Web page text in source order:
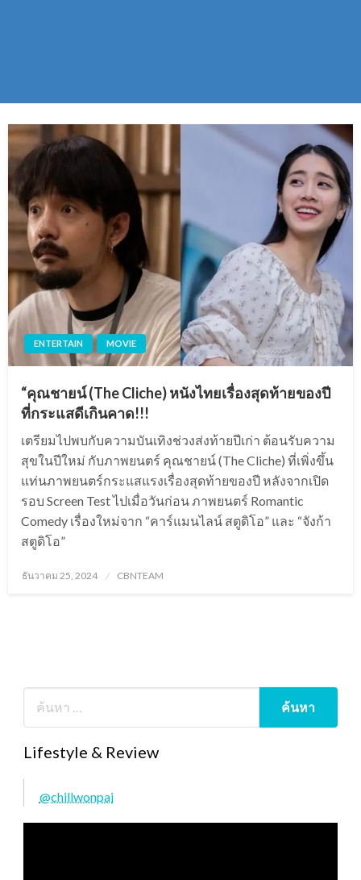
ENTERTAIN MOVIE
“คุณชายน์ (The Cliche) หนังไทยเรื่องสุดท้ายของปี
ที่กระแสดีเกินคาด!!!
เตรียมไปพบกับความบันเทิงช่วงส่งท้ายปีเก่า ต้อนรับความ
สุขในปีใหม่ กับภาพยนตร์ คุณชายน์ (The Cliche) ที่เพิ่งขึ้น
แท่นภาพยนตร์กระแสแรงเรื่องสุดท้ายของปี หลังจากเปิด
รอบ Screen Test ไปเมื่อวันก่อน ภาพยนตร์ Romantic
Comedy เรื่องใหม่จาก “คาร์แมนไลน์ สตูดิโอ” และ “จังก้า
สตูดิโอ”
Posted
ธันวาคม 25, 2024 CBNTEAM
Lifestyle & Review
@chillwonpai